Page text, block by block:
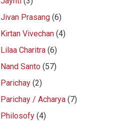
Jivan Prasang(6)
Kirtan Vivechan(4)
Lilaa Charitra(6)
Nand Santo(57)
Parichay(2)
Parichay / Acharya(7)
Philosofy(4)